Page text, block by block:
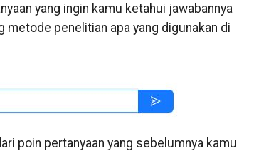
yang ingin kamu ketahui jawabannya
penelitian apa yang digunakan di
poin pertanyaan yang sebelumnya kamu